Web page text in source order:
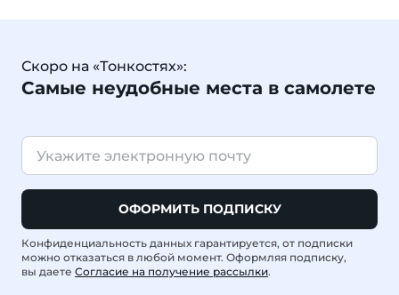
Скоро на «Тонкостях»:
Самые неудобные места в самолете
ОФОРМИТЬ ПОДПИСКУ
Конфиденциальность данных гарантируется, от подписки
можно отказаться в любой момент. Оформляя подписку,
вы даете Согласие на получение рассылки.